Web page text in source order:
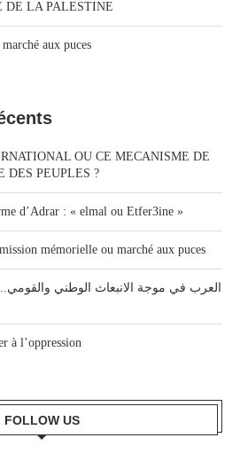
DE LA PALESTINE
aux puces
OU CE MECANISME DE
DES PEUPLES ?
d’Adrar : « elmal ou Etfer3ine »
mémorielle ou marché aux puces
العرب في موجة الانبعاث الوطني
à l’oppression
FOLLOW US